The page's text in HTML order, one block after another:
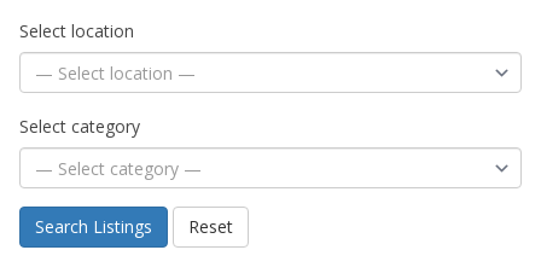
Select location
Select category
Search Listings Reset